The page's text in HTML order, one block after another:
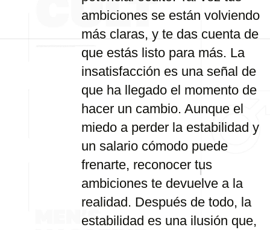
ambiciones se están volviendo
más claras, y te das cuenta de
que estás listo para más. La
insatisfacción es una señal de
que ha llegado el momento de
hacer un cambio. Aunque el
miedo a perder la estabilidad y
un salario cómodo puede
frenarte, reconocer tus
ambiciones te devuelve a la
realidad. Después de todo, la
estabilidad es una ilusión que,